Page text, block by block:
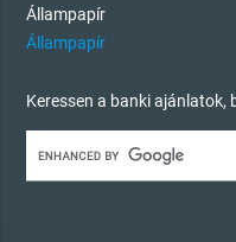
Állampapír
Állampapír
Keressen a banki